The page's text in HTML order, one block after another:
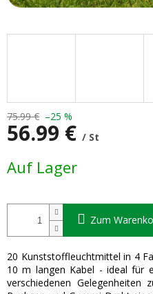
75.99 € –25 %
56.99 € / St
Auf Lager
Zum
20 Kunststoffleuchtmittel in 4
10 m langen Kabel - ideal für
verschiedenen Gelegenheiten